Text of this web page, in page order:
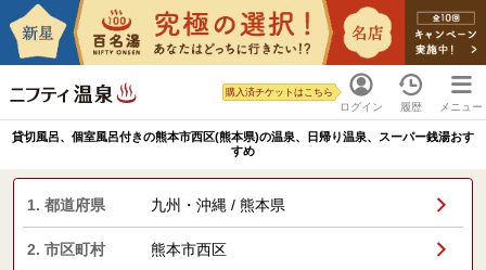
ログイン
購入済チケットはこちら
履歴 メニュー
貸切風呂、個室風呂付きの熊本市西区(熊本県)の温泉、日帰り温泉、スーパー銭湯おす
すめ
1. 都道府県 九州・沖縄 / 熊本県
2. 市区町村 熊本市西区